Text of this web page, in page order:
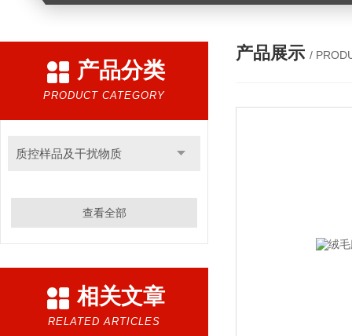
产品分类
PRODUCT CATEGORY
质控样品及干扰物质
查看全部
相关文章
RELATED ARTICLES
产品展示 /